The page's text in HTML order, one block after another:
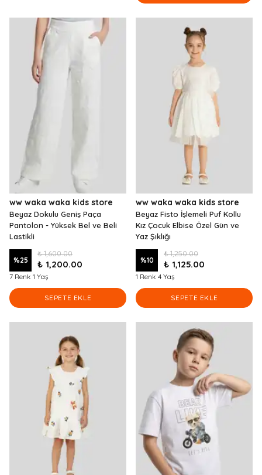
ww waka waka kids store
Beyaz Dokulu Geniş Paça
Pantolon - Yüksek Bel ve Beli
Lastikli
%25
₺ 1,600.00
₺ 1,200.00
7 Renk 1 Yaş
SEPETE EKLE
ww waka waka kids store
Beyaz Fisto İşlemeli Puf Kollu
Kız Çocuk Elbise Özel Gün ve
Yaz Şıklığı
%10
₺ 1,250.00
₺ 1,125.00
1 Renk 4 Yaş
SEPETE EKLE